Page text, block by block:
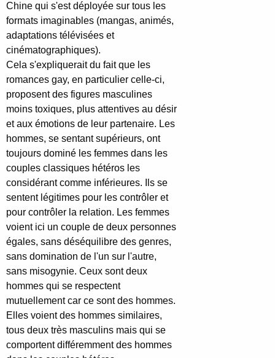
Chine qui s'est déployée sur tous les
formats imaginables (mangas, animés,
adaptations télévisées et
cinématographiques).
Cela s'expliquerait du fait que les
romances gay, en particulier celle-ci,
proposent des figures masculines
moins toxiques, plus attentives au désir
et aux émotions de leur partenaire. Les
hommes, se sentant supérieurs, ont
toujours dominé les femmes dans les
couples classiques hétéros les
considérant comme inférieures. Ils se
sentent légitimes pour les contrôler et
pour contrôler la relation. Les femmes
voient ici un couple de deux personnes
égales, sans déséquilibre des genres,
sans domination de l'un sur l'autre,
sans misogynie. Ceux sont deux
hommes qui se respectent
mutuellement car ce sont des hommes.
Elles voient des hommes similaires,
tous deux très masculins mais qui se
comportent différemment des hommes